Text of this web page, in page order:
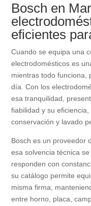
Bosch en
eficientes
Cuando se equipa una
electrodomésticos es
mientras todo funciona,
día. Con los
esa tranquilidad,
fiabilidad y su
conservación y lavado
Bosch es un proveedor
esa solvencia técnica
responden con
su catálogo permite
misma firma,
entre horno, placa,